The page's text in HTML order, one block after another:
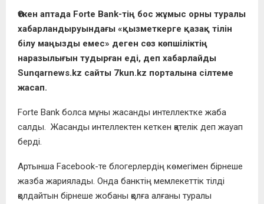
Өткен аптада Forte Bank-тің бос жұмыс орны туралы
хабарландыруындағы «қызметкерге қазақ тілін
білу маңызды емес» деген сөз көпшіліктің
наразылығын тудырған еді, деп хабарлайды
Sunqarnews.kz сайты 7kun.kz порталына сілтеме
жасап.
Forte Bank болса мұны жасанды интеллектке жаба
салды. Жасанды интеллектен кеткен қателік деп жауап
берді.
Артынша Facebook-те блогерлердің көмегімен бірнеше
жазба жариялады. Онда банктің мемлекеттік тілді
қолдайтын бірнеше жобаны қолға алғаны туралы